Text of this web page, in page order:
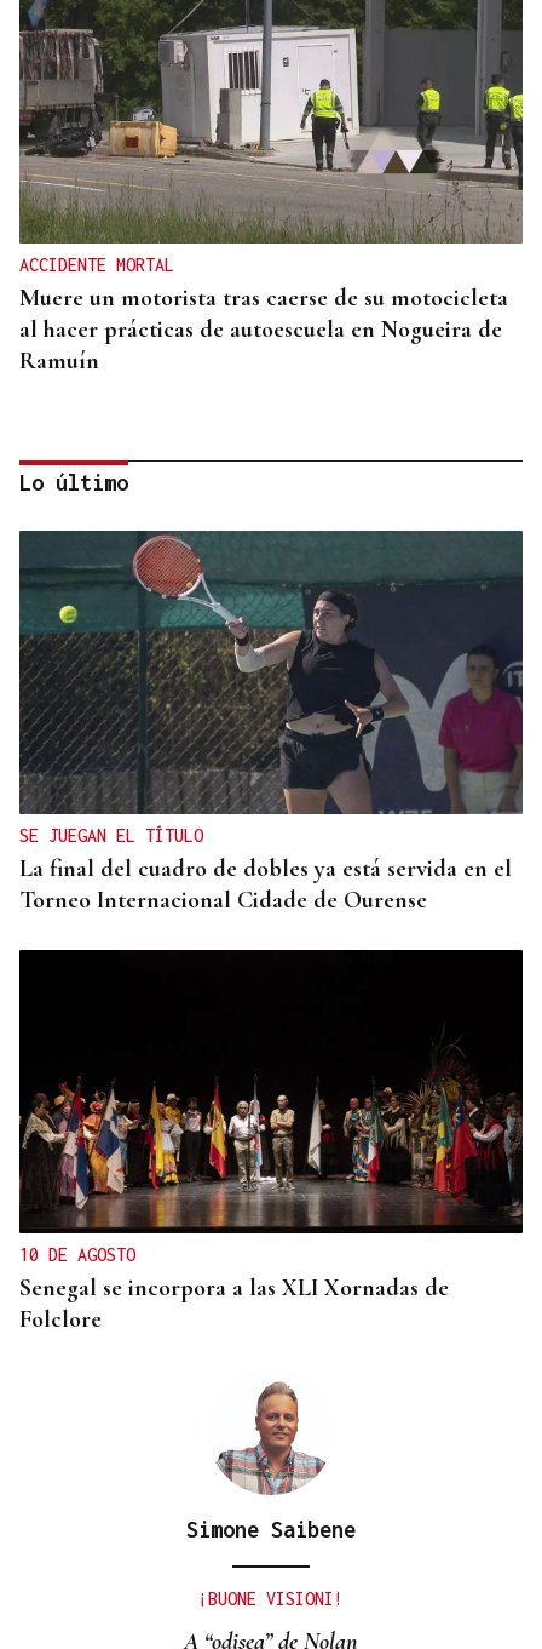
ACCIDENTE MORTAL
Muere un motorista tras caerse de su motocicleta
al hacer prácticas de autoescuela en Nogueira de
Ramuín
QUEN CHO DIXO
¿Sabe usted que en Nogueira de Ramuín hay un
vecino reciclador, para desgracia del monte?
Lo último
SE JUEGAN EL TÍTULO
La final del cuadro de dobles ya está servida en el
Torneo Internacional Cidade de Ourense
10 DE AGOSTO
Senegal se incorpora a las XLI Xornadas de
Folclore
Simone Saibene
¡BUONE VISIONI!
A “odisea” de Nolan